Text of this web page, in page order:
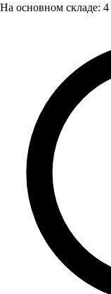
На основном складе: 4